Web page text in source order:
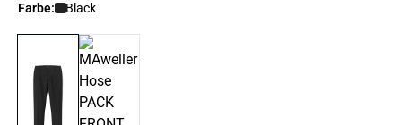
Farbe: Black